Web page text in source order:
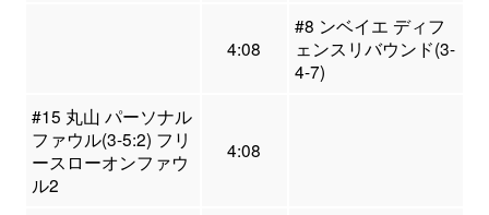
4:08
#8 ンベイエ ディフ
ェンスリバウンド(3-
4-7)
#15 丸山 パーソナル
ファウル(3-5:2) フリ
ースローオンファウ
ル2
4:08